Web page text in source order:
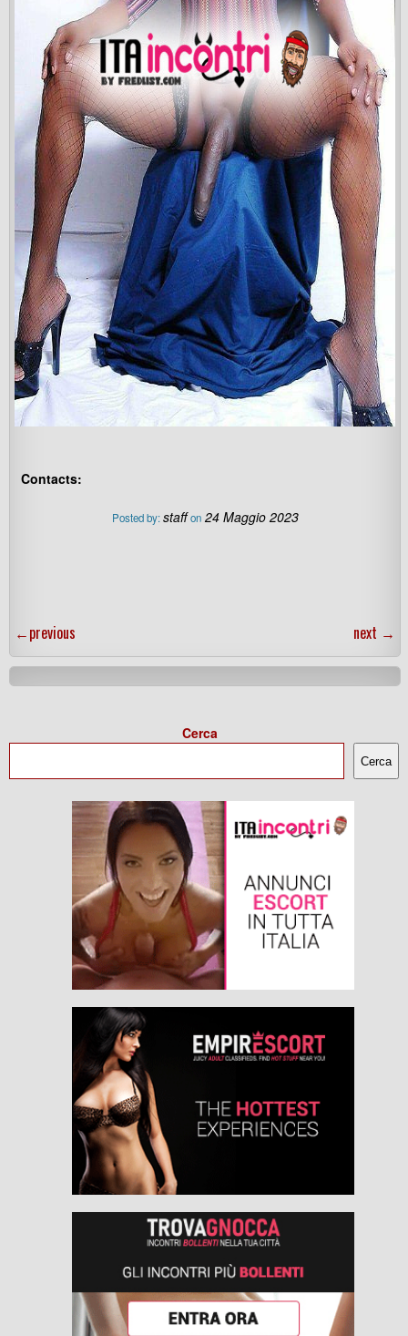
Contacts:
Posted by:staff on 24 Maggio 2023
←previous next →
Cerca
Cerca